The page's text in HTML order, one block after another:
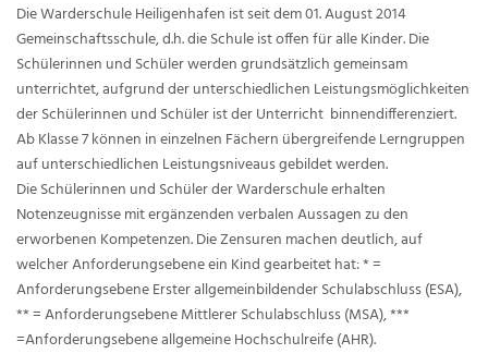
Die Warderschule Heiligenhafen ist seit dem 01. August 2014
Gemeinschaftsschule, d.h. die Schule ist offen für alle Kinder. Die
Schülerinnen und Schüler werden grundsätzlich gemeinsam
unterrichtet, aufgrund der unterschiedlichen Leistungsmöglichkeiten
der Schülerinnen und Schüler ist der Unterricht binnendifferenziert.
Ab Klasse 7 können in einzelnen Fächern übergreifende Lerngruppen
auf unterschiedlichen Leistungsniveaus gebildet werden.
Die Schülerinnen und Schüler der Warderschule erhalten
Notenzeugnisse mit ergänzenden verbalen Aussagen zu den
erworbenen Kompetenzen. Die Zensuren machen deutlich, auf
welcher Anforderungsebene ein Kind gearbeitet hat: * =
Anforderungsebene Erster allgemeinbildender Schulabschluss (ESA),
** = Anforderungsebene Mittlerer Schulabschluss (MSA), ***
=Anforderungsebene allgemeine Hochschulreife (AHR).